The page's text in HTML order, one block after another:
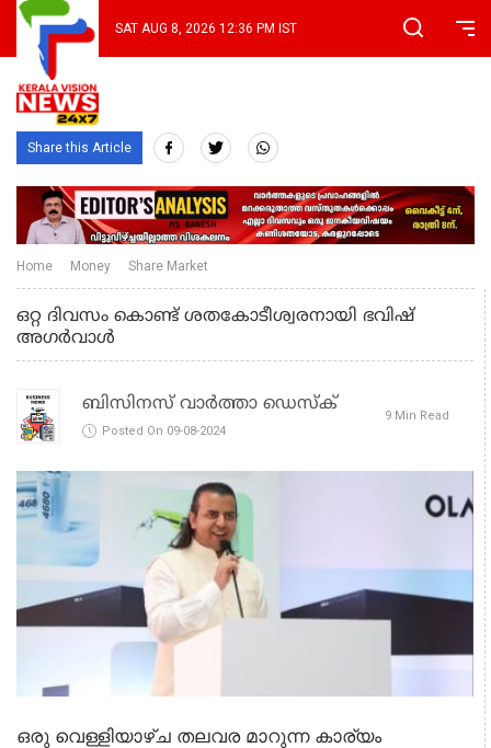
SAT AUG 8, 2026 12:36 PM IST
Share this Article
Home Money Share Market
ഒറ്റ ദിവസം കൊണ്ട് ശതകോടീശ്വരനായി ഭവിഷ്
അഗർവാൾ
ബിസിനസ് വാർത്താ ഡെസ്ക്
Posted On 09-08-2024
9 Min Read
ഒരു വെള്ളിയാഴ്ച തലവര മാറുന്ന കാര്യം